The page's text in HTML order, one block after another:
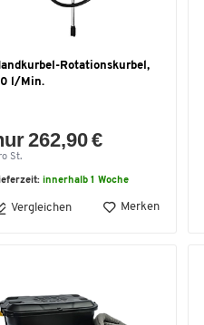
Rotationskurbel,
l/Min.
262,90 €
St.
innerhalb 1 Woche
Vergleichen Merken